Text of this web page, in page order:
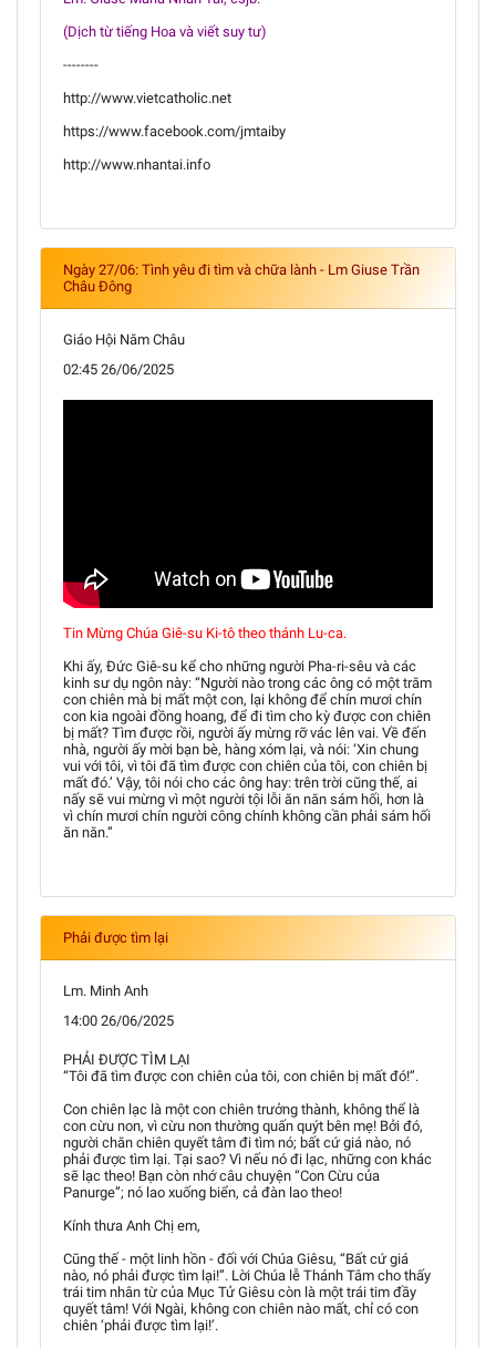
(Dịch từ tiếng Hoa và viết suy tư)
--------
http://www.vietcatholic.net
https://www.facebook.com/jmtaiby
http://www.nhantai.info
Ngày 27/06: Tình yêu đi tìm và chữa lành - Lm Giuse Trần
Châu Đông
Giáo Hội Năm Châu
02:45 26/06/2025
Tin Mừng Chúa Giê-su Ki-tô theo thánh Lu-ca.
Khi ấy, Đức Giê-su kể cho những người Pha-ri-sêu và các
kinh sư dụ ngôn này: “Người nào trong các ông có một trăm
con chiên mà bị mất một con, lại không để chín mươi chín
con kia ngoài đồng hoang, để đi tìm cho kỳ được con chiên
bị mất? Tìm được rồi, người ấy mừng rỡ vác lên vai. Về đến
nhà, người ấy mời bạn bè, hàng xóm lại, và nói: ‘Xin chung
vui với tôi, vì tôi đã tìm được con chiên của tôi, con chiên bị
mất đó.’ Vậy, tôi nói cho các ông hay: trên trời cũng thế, ai
nấy sẽ vui mừng vì một người tội lỗi ăn năn sám hối, hơn là
vì chín mươi chín người công chính không cần phải sám hối
ăn năn.”
Phải được tìm lại
Lm. Minh Anh
14:00 26/06/2025
PHẢI ĐƯỢC TÌM LẠI
“Tôi đã tìm được con chiên của tôi, con chiên bị mất đó!”.
Con chiên lạc là một con chiên trưởng thành, không thể là
con cừu non, vì cừu non thường quấn quýt bên mẹ! Bởi đó,
người chăn chiên quyết tâm đi tìm nó; bất cứ giá nào, nó
phải được tìm lại. Tại sao? Vì nếu nó đi lạc, những con khác
sẽ lạc theo! Bạn còn nhớ câu chuyện “Con Cừu của
Panurge”; nó lao xuống biển, cả đàn lao theo!
Kính thưa Anh Chị em,
Cũng thế - một linh hồn - đối với Chúa Giêsu, “Bất cứ giá
nào, nó phải được tìm lại!”. Lời Chúa lễ Thánh Tâm cho thấy
trái tim nhân từ của Mục Tử Giêsu còn là một trái tim đầy
quyết tâm! Với Ngài, không con chiên nào mất, chỉ có con
chiên ‘phải được tìm lại!’.